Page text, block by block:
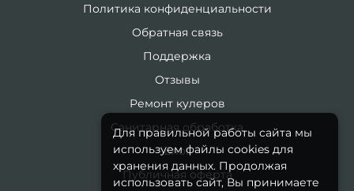
Политика конфиденциальности
Обратная связь
Поддержка
Отзывы
Ремонт кулеров
Санитарная обработка
Блог
Публичная оферта
Для правильной работы сайта мы
используем файлы cookies для
хранения данных. Продолжая
использовать сайт, Вы принимаете